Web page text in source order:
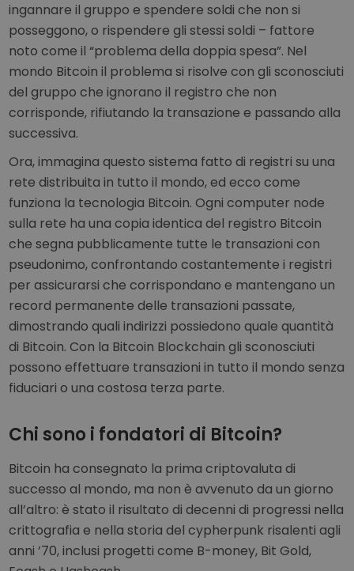
ingannare il gruppo e spendere soldi che non si
posseggono, o rispendere gli stessi soldi – fattore
noto come il “problema della doppia spesa”. Nel
mondo Bitcoin il problema si risolve con gli sconosciuti
del gruppo che ignorano il registro che non
corrisponde, rifiutando la transazione e passando alla
successiva.
Ora, immagina questo sistema fatto di registri su una
rete distribuita in tutto il mondo, ed ecco come
funziona la tecnologia Bitcoin. Ogni computer node
sulla rete ha una copia identica del registro Bitcoin
che segna pubblicamente tutte le transazioni con
pseudonimo, confrontando costantemente i registri
per assicurarsi che corrispondano e mantengano un
record permanente delle transazioni passate,
dimostrando quali indirizzi possiedono quale quantità
di Bitcoin. Con la Bitcoin Blockchain gli sconosciuti
possono effettuare transazioni in tutto il mondo senza
fiduciari o una costosa terza parte.
Chi sono i fondatori di Bitcoin?
Bitcoin ha consegnato la prima criptovaluta di
successo al mondo, ma non è avvenuto da un giorno
all’altro: è stato il risultato di decenni di progressi nella
crittografia e nella storia del cypherpunk risalenti agli
anni ’70, inclusi progetti come B-money, Bit Gold,